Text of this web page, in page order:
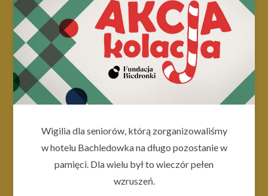
Wigilia dla seniorów, którą zorganizowaliśmy
w hotelu Bachledowka na długo pozostanie w
pamięci. Dla wielu był to wieczór pełen
wzruszeń.